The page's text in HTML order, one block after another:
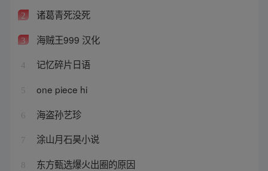
2 诸葛青死没死
3 海贼王999 汉化
4 记忆碎片日语
5 one piece hi
6 海盗孙艺珍
7 涂山月石昊小说
8 东方甄选爆火出圈的原因